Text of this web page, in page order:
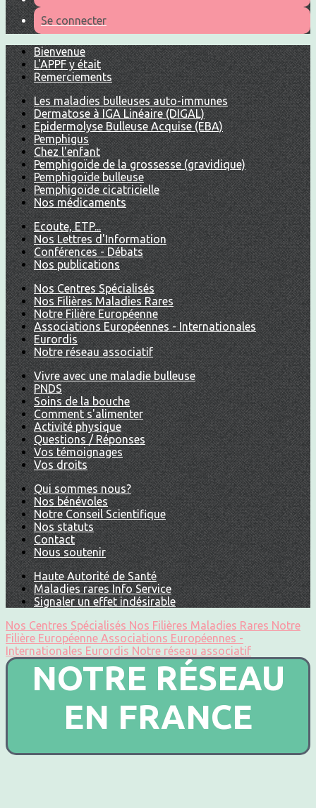
Se connecter
Bienvenue
L'APPF y était
Remerciements
Les maladies bulleuses auto-immunes
Dermatose à IGA Linéaire (DIGAL)
Epidermolyse Bulleuse Acquise (EBA)
Pemphigus
Chez l'enfant
Pemphigoïde de la grossesse (gravidique)
Pemphigoïde bulleuse
Pemphigoïde cicatricielle
Nos médicaments
Ecoute, ETP...
Nos Lettres d'Information
Conférences - Débats
Nos publications
Nos Centres Spécialisés
Nos Filières Maladies Rares
Notre Filière Européenne
Associations Européennes - Internationales
Eurordis
Notre réseau associatif
Vivre avec une maladie bulleuse
PNDS
Soins de la bouche
Comment s'alimenter
Activité physique
Questions / Réponses
Vos témoignages
Vos droits
Qui sommes nous?
Nos bénévoles
Notre Conseil Scientifique
Nos statuts
Contact
Nous soutenir
Haute Autorité de Santé
Maladies rares Info Service
Signaler un effet indésirable
Nos Centres Spécialisés Nos Filières Maladies Rares Notre
Filière Européenne Associations Européennes -
Internationales Eurordis Notre réseau associatif
NOTRE RÉSEAU
EN FRANCE